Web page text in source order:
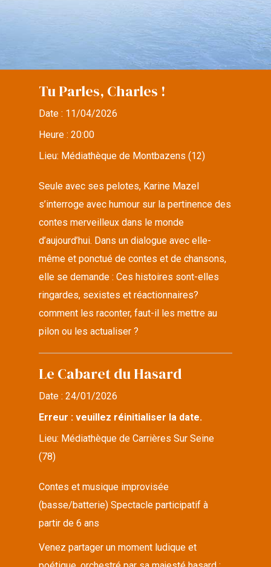
Tu Parles, Charles !
Date : 11/04/2026
Heure :20:00
Lieu: Médiathèque de Montbazens (12)
Seule avec ses pelotes, Karine Mazel
s’interroge avec humour sur la pertinence des
contes merveilleux dans le monde
d’aujourd’hui. Dans un dialogue avec elle-
même et ponctué de contes et de chansons,
elle se demande : Ces histoires sont-elles
ringardes, sexistes et réactionnaires?
comment les raconter, faut-il les mettre au
pilon ou les actualiser ?
Le Cabaret du Hasard
Date :24/01/2026
Erreur : veuillez réinitialiser la date.
Lieu: Médiathèque de Carrières Sur Seine
(78)
Contes et musique improvisée
(basse/batterie) Spectacle participatif à
partir de 6 ans
Venez partager un moment ludique et